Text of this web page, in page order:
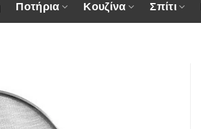
Ποτήρια Κουζίνα Σπίτι